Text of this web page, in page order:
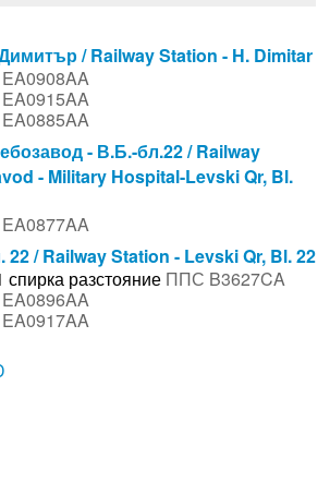
/ Railway Station - H. Dimitar
- В.Б.-бл.22 / Railway
- Military Hospital-Levski Qr, Bl.
/ Railway Station - Levski Qr, Bl. 22
спирка разстояние ППС B3627CA